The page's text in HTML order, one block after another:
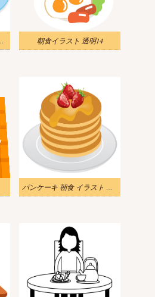
ラストpng 朝食イラスト 透明14
パンケーキ 朝食 イラスト 無料